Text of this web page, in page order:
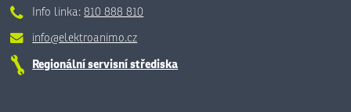
Info linka:810 888 810
info@elektroanimo.cz
Regionální servisní střediska